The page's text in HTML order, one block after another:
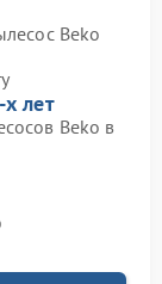
Beko
лет
Beko в